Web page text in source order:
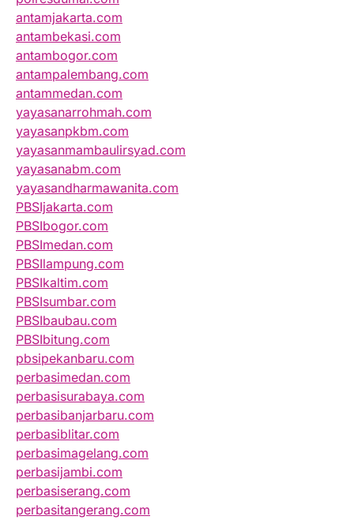
antamjakarta.com
antambekasi.com
antambogor.com
antampalembang.com
antammedan.com
yayasanarrohmah.com
yayasanpkbm.com
yayasanmambaulirsyad.com
yayasanabm.com
yayasandharmawanita.com
PBSIjakarta.com
PBSIbogor.com
PBSImedan.com
PBSIlampung.com
PBSIkaltim.com
PBSIsumbar.com
PBSIbaubau.com
PBSIbitung.com
pbsipekanbaru.com
perbasimedan.com
perbasisurabaya.com
perbasibanjarbaru.com
perbasiblitar.com
perbasimagelang.com
perbasijambi.com
perbasiserang.com
perbasitangerang.com